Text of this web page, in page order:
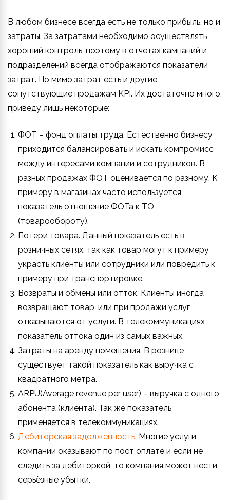
В любом бизнесе всегда есть не только прибыль, но и
затраты. За затратами необходимо осуществлять
хороший контроль, поэтому в отчетах кампаний и
подразделений всегда отображаются показатели
затрат. По мимо затрат есть и другие
сопутствующие продажам KPI. Их достаточно много,
приведу лишь некоторые:
ФОТ – фонд оплаты труда. Естественно бизнесу
приходится балансировать и искать компромисс
между интересами компании и сотрудников. В
разных продажах ФОТ оценивается по разному. К
примеру в магазинах часто используется
показатель отношение ФОТа к ТО
(товарообороту).
Потери товара. Данный показатель есть в
розничных сетях, так как товар могут к примеру
украсть клиенты или сотрудники или повредить к
примеру при транспортировке.
Возвраты и обмены или отток. Клиенты иногда
возвращают товар, или при продажи услуг
отказываются от услуги. В телекоммуникациях
показатель оттока один из самых важных.
Затраты на аренду помещения. В рознице
существует такой показатель как выручка с
квадратного метра.
ARPU(Average revenue per user) – выручка с одного
абонента (клиента). Так же показатель
применяется в телекоммуникациях.
Дебиторская задолженность. Многие услуги
компании оказывают по пост оплате и если не
следить за дебиторкой, то компания может нести
серьёзные убытки.